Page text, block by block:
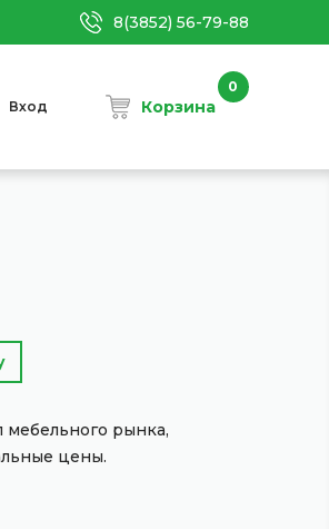
8(3852) 56-79-88
Вход Корзина
0
рынка,
цены.